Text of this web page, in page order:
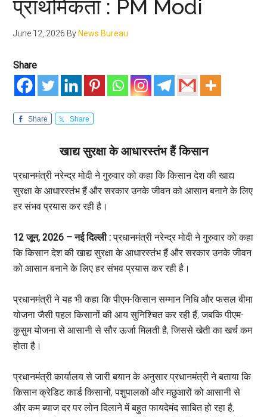
प्राथमिकता : PM Modi
June 12, 2026 By News Bureau
Share
Share Share
खाद्य सुरक्षा के आधारस्तंभ हैं किसान
प्रधानमंत्री नरेन्द्र मोदी ने गुरुवार को कहा कि किसान देश की खाद्य
सुरक्षा के आधारस्तंभ हैं और सरकार उनके जीवन को आसान बनाने के लिए
हर संभव प्रयास कर रही है।
12 जून, 2026 – नई दिल्ली :प्रधानमंत्री नरेन्द्र मोदी ने गुरुवार को कहा
कि किसान देश की खाद्य सुरक्षा के आधारस्तंभ हैं और सरकार उनके जीवन
को आसान बनाने के लिए हर संभव प्रयास कर रही है।
प्रधानमंत्री ने यह भी कहा कि पीएम-किसान सम्मान निधि और फसल बीमा
योजना जैसी पहल किसानों की आय सुनिश्चित कर रही हैं, जबकि पीएम-
कुसुम योजना से आसानी से सौर ऊर्जा मिलती है, जिससे खेती का खर्च कम
होता है।
प्रधानमंत्री कार्यालय से जारी बयान के अनुसार प्रधानमंत्री ने बताया कि
किसान क्रेडिट कार्ड किसानों, पशुपालकों और मछुआरों को आसानी से
और कम ब्याज दर पर लोन दिलाने में बहुत फायदेमंद साबित हो रहा है,